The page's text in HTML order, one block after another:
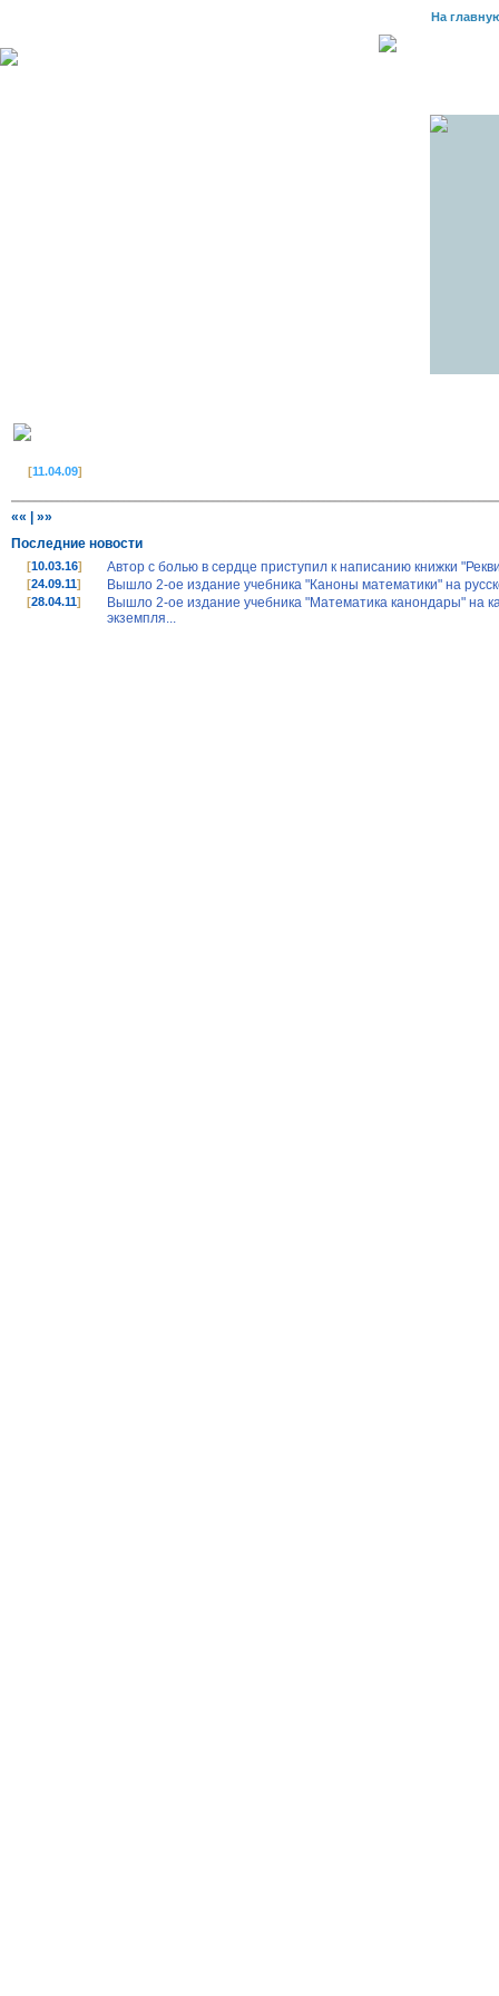
На
[11.04.09]
««
»»
Последние новости
[10.03.16] Автор с болью в сердце приступил к написанию книжки
[24.09.11] Вышло 2-ое издание учебника "Каноны математики" на
[28.04.11]
Вышло 2-ое издание учебника "Математика канондары" на
экземпля...